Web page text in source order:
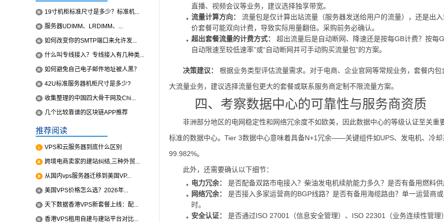
19寸机柜标准尺寸是多少？标准机...
服务器UDIMM、LRDIMM、...
如何改变你的SMTP端口来允许发...
什么叫专线接入？专线接入有几种类...
如何避免自己电子邮件地址被人黑？
42U标准服务器机柜尺寸是多少?
收集整理的中国四大骨干网及Chi...
几个比较靠谱的区块链APP推荐
推荐阅读
VPS和云服务器到底什么区别
跨境电商卖家的建站纠结,三种外贸...
从国内vps服务器迁移到美国VP...
美国VPS价格怎么选？2026年...
天下数据香港VPS新套餐上线：配...
香港VPS租用自建与建站平台对比...
直播、视频会议等业务，建议选择独享带宽。
流量计算方向：
流量包是仅计算出站流量（服务器发送给用户的流量），还是出
价套餐可能双向计费，导致实际用量翻倍。采购前务必确认。
超出套餐流量的计费方式：
超出流量后是自动断网、降速还是按每GB计费？按每
自动限速至较低速率”或“自动断网并可手动购买流量包”的方案。
决策建议：
根据业务类型评估流量需求。对于电商、企业官网等常规业务，套餐内
大流量业务，建议选择流量包更大的套餐或联系服务商定制不限流量方案。
四、考察数据中心的可靠性与服务商资质
非洲部分地区的电网稳定性和网络冗余度不如欧美，因此数据中心的等级认证至关
标准的数据中心。Tier 3数据中心意味着具备N+1冗余——关键组件如UPS、发电机、冷
99.982%。
此外，还需要确认以下细节：
电力冗余：
是否配备双路市电接入？柴油发电机续航能力多久？是否有备用燃料
网络冗余：
是否接入多家运营商的BGP线路？是否有备用海缆路由？单一运营商
时。
安全认证：
是否通过ISO 27001（信息安全管理）、ISO 22301（业务连续性管